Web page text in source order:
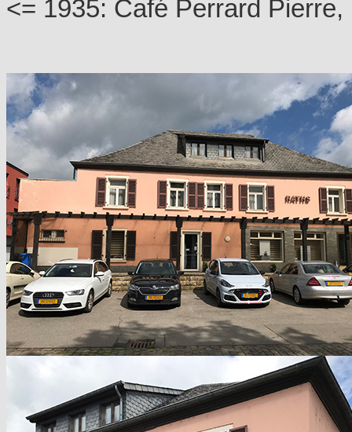
<= 1935: Café Perrard